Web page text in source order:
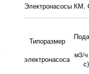
Электронасосы КМ.
Типоразмер
электронасоса м3/
с)